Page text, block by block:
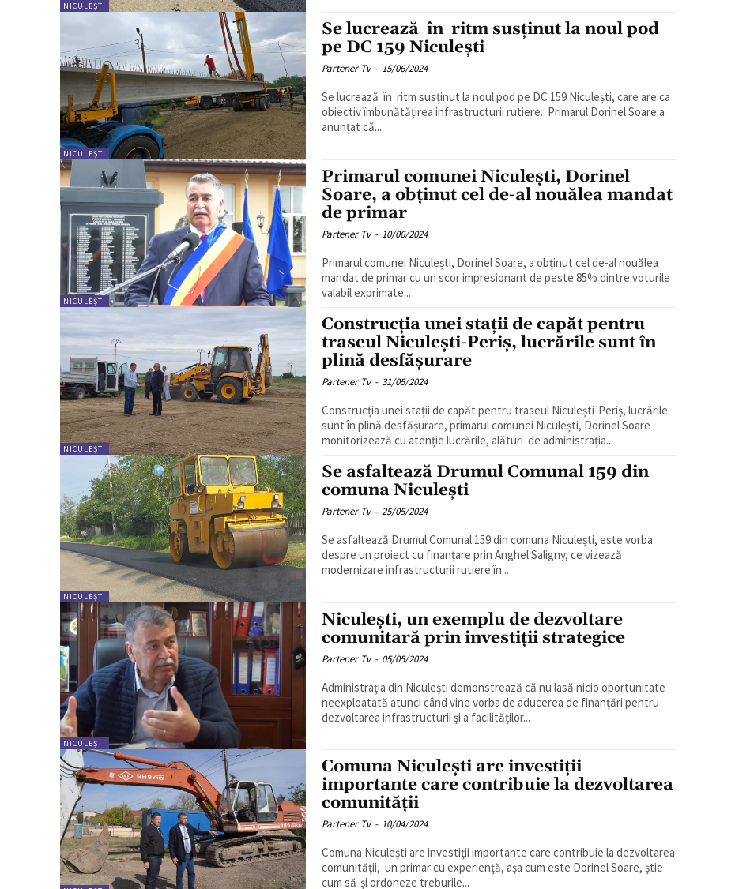
NICULEȘTI
NICULEȘTI
Se lucrează în ritm susținut la noul pod
pe DC 159 Niculești
Partener Tv - 15/06/2024
Se lucrează în ritm susținut la noul pod pe DC 159 Niculești, care are ca
obiectiv îmbunătățirea infrastructurii rutiere. Primarul Dorinel Soare a
anunțat că...
NICULEȘTI
Primarul comunei Niculești, Dorinel
Soare, a obținut cel de-al nouălea mandat
de primar
Partener Tv - 10/06/2024
Primarul comunei Niculești, Dorinel Soare, a obținut cel de-al nouălea
mandat de primar cu un scor impresionant de peste 85% dintre voturile
valabil exprimate...
NICULEȘTI
Construcția unei stații de capăt pentru
traseul Niculești-Periș, lucrările sunt în
plină desfășurare
Partener Tv - 31/05/2024
Construcția unei stații de capăt pentru traseul Niculești-Periș, lucrările
sunt în plină desfășurare, primarul comunei Niculești, Dorinel Soare
monitorizează cu atenție lucrările, alături de administrația...
NICULEȘTI
Se asfaltează Drumul Comunal 159 din
comuna Niculești
Partener Tv - 25/05/2024
Se asfaltează Drumul Comunal 159 din comuna Niculești, este vorba
despre un proiect cu finanțare prin Anghel Saligny, ce vizează
modernizare infrastructurii rutiere în...
NICULEȘTI
Niculești, un exemplu de dezvoltare
comunitară prin investiții strategice
Partener Tv - 05/05/2024
Administrația din Niculești demonstrează că nu lasă nicio oportunitate
neexploatată atunci când vine vorba de aducerea de finanțări pentru
dezvoltarea infrastructurii și a facilităților...
Comuna Niculești are investiții
importante care contribuie la dezvoltarea
comunității
Partener Tv - 10/04/2024
Comuna Niculești are investiții importante care contribuie la dezvoltarea
comunității, un primar cu experiență, așa cum este Dorinel Soare, știe
cum să-și ordoneze treburile...